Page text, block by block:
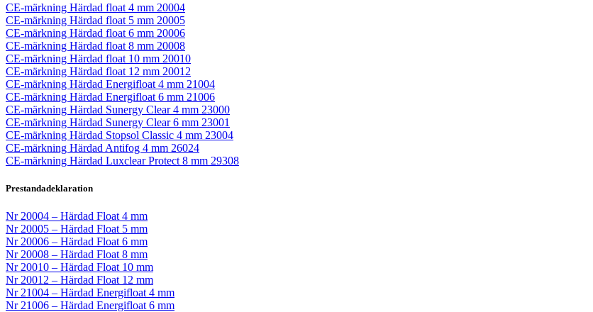
CE-märkning Härdad float 4 mm 20004
CE-märkning Härdad float 5 mm 20005
CE-märkning Härdad float 6 mm 20006
CE-märkning Härdad float 8 mm 20008
CE-märkning Härdad float 10 mm 20010
CE-märkning Härdad float 12 mm 20012
CE-märkning Härdad Energifloat 4 mm 21004
CE-märkning Härdad Energifloat 6 mm 21006
CE-märkning Härdad Sunergy Clear 4 mm 23000
CE-märkning Härdad Sunergy Clear 6 mm 23001
CE-märkning Härdad Stopsol Classic 4 mm 23004
CE-märkning Härdad Antifog 4 mm 26024
CE-märkning Härdad Luxclear Protect 8 mm 29308
Prestandadeklaration
Nr 20004 – Härdad Float 4 mm
Nr 20005 – Härdad Float 5 mm
Nr 20006 – Härdad Float 6 mm
Nr 20008 – Härdad Float 8 mm
Nr 20010 – Härdad Float 10 mm
Nr 20012 – Härdad Float 12 mm
Nr 21004 – Härdad Energifloat 4 mm
Nr 21006 – Härdad Energifloat 6 mm